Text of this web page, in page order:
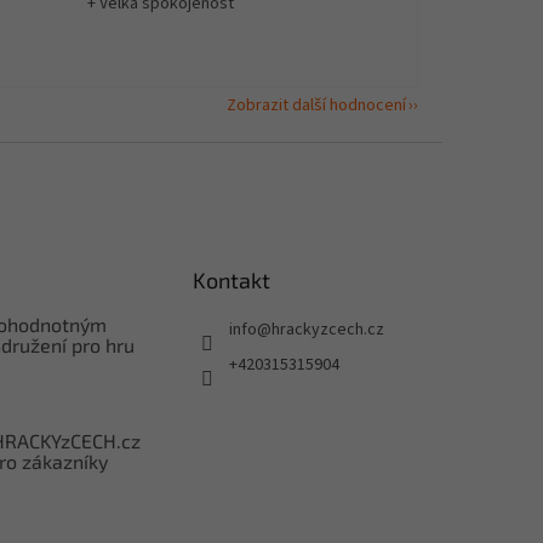
Zobrazit další hodnocení
pro hru
zákazníky
Kontakt
info@hrackyzcech.cz
+420315315904